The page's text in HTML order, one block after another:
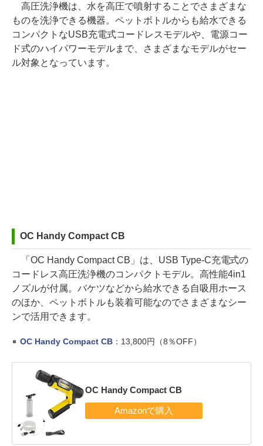
高圧洗浄機は、水を高圧で噴射することでさまざまな
ものを洗浄できる機器。ペットボトルからも給水できる
コンパクトなUSB充電式コードレスモデルや、電源コー
ド式のハイパワーモデルまで、さまざまなモデルがセー
ル対象となっています。
OC Handy Compact CB
「OC Handy Compact CB」は、USB Type-C充電式の
コードレス高圧洗浄機のコンパクトモデル。高性能4in1
ノズルが付属。バケツなどから給水できる自吸用ホース
のほか、ペットボトルも装着可能なのでさまざまなシー
ンで活用できます。
OC Handy Compact CB：13,800円（8％OFF）
OC Handy Compact CB